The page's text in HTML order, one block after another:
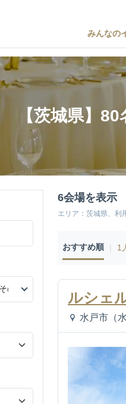
みんなの
【茨城県】
6会場を表示
エリア：茨城県、利
おすすめ順 1
ルシェ
水戸市（